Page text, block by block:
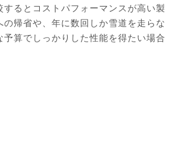
するとコストパフォーマンスが高い製
帰省や、年に数回しか雪道を走らな
予算でしっかりした性能を得たい場合